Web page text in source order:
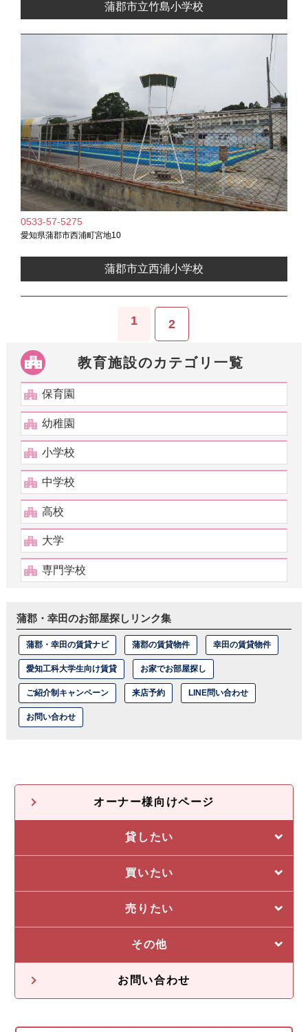
蒲郡市立竹島小学校
0533-57-5275
愛知県蒲郡市西浦町宮地10
蒲郡市立西浦小学校
1 2
教育施設のカテゴリ一覧
保育園
幼稚園
小学校
中学校
高校
大学
専門学校
蒲郡・幸田のお部屋探しリンク集
蒲郡・幸田の賃貸ナビ 蒲郡の賃貸物件 幸田の賃貸物件
愛知工科大学生向け賃貸 お家でお部屋探し
ご紹介制キャンペーン 来店予約 LINE問い合わせ
お問い合わせ
オーナー様向けページ
貸したい
選ばれる5つの理由
管理システム
買いたい
私たちの5つの強み
収益物件一覧
不動産投資の流れ
売りたい
売却に強い5つの理由
不動産無料査定
その他
オーナー様の声
お問い合わせ